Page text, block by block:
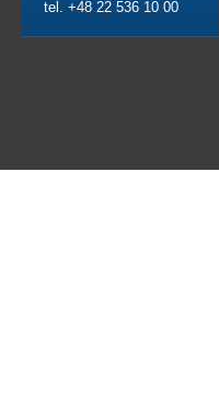
tel. +48 22 536 10 00